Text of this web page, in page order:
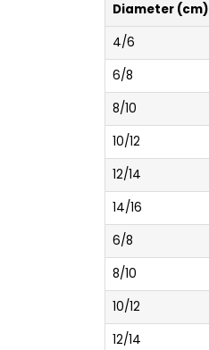
Diameter (cm)
4/6
6/8
8/10
10/12
12/14
14/16
6/8
8/10
10/12
12/14